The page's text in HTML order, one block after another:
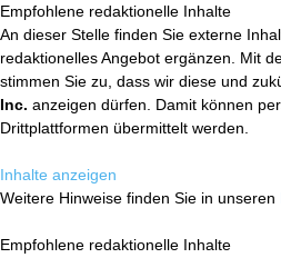
Empfohlene redaktionelle Inhalte
An dieser Stelle finden Sie externe
redaktionelles Angebot ergänzen. Mit
stimmen Sie zu, dass wir diese und
Inc. anzeigen dürfen. Damit können
Drittplattformen übermittelt werden.
Inhalte anzeigen
Weitere Hinweise finden Sie in unseren
Empfohlene redaktionelle Inhalte